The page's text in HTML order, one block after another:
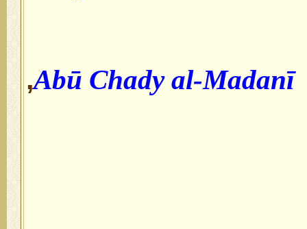
Abū Chady al-Madanī
,